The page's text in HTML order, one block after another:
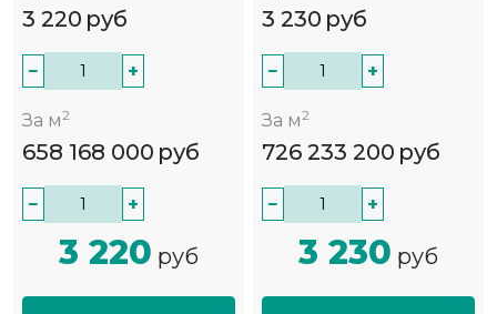
3 220 руб
− +
За м2
658 168 000 руб
− +
3 220 руб
3 230 руб
− +
За м2
726 233 200 руб
− +
3 230 руб